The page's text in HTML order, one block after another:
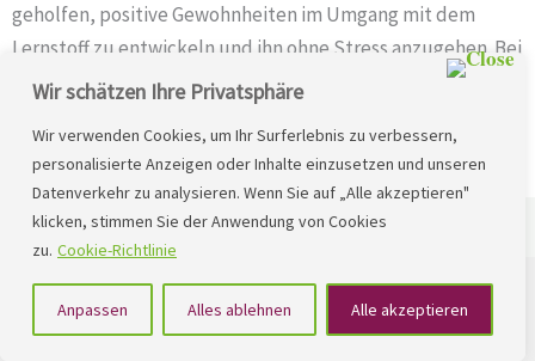
Wir schätzen Ihre Privatsphäre
Wir verwenden Cookies, um Ihr Surferlebnis zu verbessern,
personalisierte Anzeigen oder Inhalte einzusetzen und unseren
Datenverkehr zu analysieren. Wenn Sie auf „Alle akzeptieren"
klicken, stimmen Sie der Anwendung von Cookies
zu. Cookie-Richtlinie
Anpassen Alles ablehnen Alle akzeptieren
geholfen, positive Gewohnheiten im Umgang mit dem
Lernstoff zu entwickeln und ihn ohne Stress anzugehen. Bei
sehr schwerwiegenden psychologischen Auswirkungen
eine begleitende Psychotherapie sinnvoll sein.
Unterstützungsmöglichkeiten bei Lese-Rechtschreib-
Schwäche / LRS / Legasthenie wie
Lerntherapie,Online-
Lernprogrammen undSprachtherapien oder Ergotherapien